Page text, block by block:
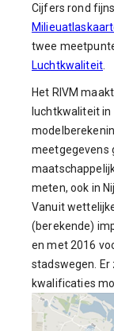
Cijfers rond
twee
Luchtkwaliteit.
Het RIVM
luchtkwaliteit
meetgegevens
meten, ook in
Vanuit
(berekende)
en met 2016
stadswegen. Er
kwalificaties